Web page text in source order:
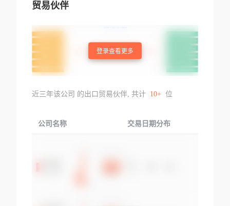
贸易伙伴
登录查看更多
近三年该公司 的出口贸易伙伴, 共计 10+ 位
公司名称 交易日期分布